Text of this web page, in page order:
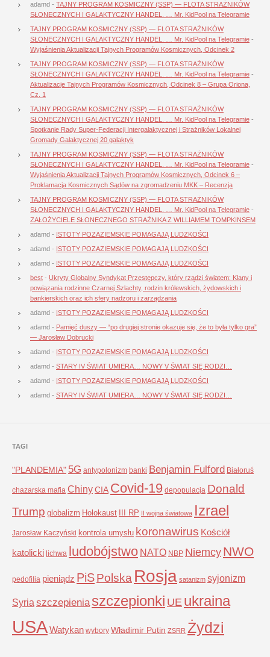
adamd - TAJNY PROGRAM KOSMICZNY (SSP) — FLOTA STRAŻNIKÓW
SŁONECZNYCH I GALAKTYCZNY HANDEL. … Mr. KidPool na Telegramie
TAJNY PROGRAM KOSMICZNY (SSP) — FLOTA STRAŻNIKÓW
SŁONECZNYCH I GALAKTYCZNY HANDEL. … Mr. KidPool na Telegramie -
Wyjaśnienia Aktualizacji Tajnych Programów Kosmicznych, Odcinek 2
TAJNY PROGRAM KOSMICZNY (SSP) — FLOTA STRAŻNIKÓW
SŁONECZNYCH I GALAKTYCZNY HANDEL. … Mr. KidPool na Telegramie -
Aktualizacje Tajnych Programów Kosmicznych, Odcinek 8 – Grupa Oriona,
Cz. 1
TAJNY PROGRAM KOSMICZNY (SSP) — FLOTA STRAŻNIKÓW
SŁONECZNYCH I GALAKTYCZNY HANDEL. … Mr. KidPool na Telegramie -
Spotkanie Rady Super-Federacji Intergalaktycznej i Strażników Lokalnej
Gromady Galaktycznej 20 galaktyk
TAJNY PROGRAM KOSMICZNY (SSP) — FLOTA STRAŻNIKÓW
SŁONECZNYCH I GALAKTYCZNY HANDEL. … Mr. KidPool na Telegramie -
Wyjaśnienia Aktualizacji Tajnych Programów Kosmicznych, Odcinek 6 –
Proklamacja Kosmicznych Sądów na zgromadzeniu MKK – Recenzja
TAJNY PROGRAM KOSMICZNY (SSP) — FLOTA STRAŻNIKÓW
SŁONECZNYCH I GALAKTYCZNY HANDEL. … Mr. KidPool na Telegramie -
ZAŁOŻYCIELE SŁONECZNEGO STRAŻNIKA Z WILLIAMEM TOMPKINSEM
adamd - ISTOTY POZAZIEMSKIE POMAGAJĄ LUDZKOŚCI
adamd - ISTOTY POZAZIEMSKIE POMAGAJĄ LUDZKOŚCI
adamd - ISTOTY POZAZIEMSKIE POMAGAJĄ LUDZKOŚCI
best - Ukryty Globalny Syndykat Przestępczy, który rządzi światem: Klany i
powiązania rodzinne Czarnej Szlachty, rodzin królewskich, żydowskich i
bankierskich oraz ich sfery nadzoru i zarządzania
adamd - ISTOTY POZAZIEMSKIE POMAGAJĄ LUDZKOŚCI
adamd - Pamięć duszy — “po drugiej stronie okazuje się, że to była tylko gra”
— Jarosław Dobrucki
adamd - ISTOTY POZAZIEMSKIE POMAGAJĄ LUDZKOŚCI
adamd - STARY IV ŚWIAT UMIERA… NOWY V ŚWIAT SIĘ RODZI…
adamd - ISTOTY POZAZIEMSKIE POMAGAJĄ LUDZKOŚCI
adamd - STARY IV ŚWIAT UMIERA… NOWY V ŚWIAT SIĘ RODZI…
TAGI
"PLANDEMIA" 5G antypolonizm banki Benjamin Fulford Białoruś
chazarska mafia ChinyCIA Covid-19 depopulacja Donald
Trump globalizm Holokaust III RP II wojna światowa Izrael
Jarosław Kaczyński kontrola umysłu koronawirus Kościół
katolicki lichwa ludobójstwo NATO NBP NiemcyNWO
pedofilia pieniądz PiSPolska Rosja satanizm syjonizm
Syria szczepienia szczepionki UE ukraina
USAWatykan wybory Władimir Putin ZSRR Żydzi